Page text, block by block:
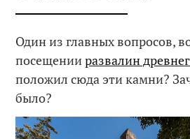
Один из главных вопросов,
посещенииразвалин
положил сюда эти камни?
было?